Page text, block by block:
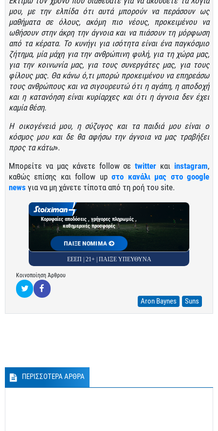
μου, με την ελπίδα ότι αυτά μπορούν να περάσουν ως
μαθήματα σε όλους, ακόμη πιο νέους, προκειμένου να
ωθήσουν στην άκρη την άγνοια και να πιάσουν τη μόρφωση
από τα κέρατα. Το κυνήγι για ισότητα είναι ένα παγκόσμιο
ζήτημα, μία μάχη για την ανθρώπινη φυλή, για τη χώρα μας,
για την κοινωνία μας, για τους συνεργάτες μας, για τους
φίλους μας. Θα κάνω ό,τι μπορώ προκειμένου να επηρεάσω
τους ανθρώπους και να σιγουρευτώ ότι η αγάπη, η αποδοχή
και η κατανόηση είναι κυρίαρχες και ότι η άγνοια δεν έχει
καμία θέση.
Η οικογένειά μου, η σύζυγος και τα παιδιά μου είναι ο
κόσμος μου και δε θα αφήσω την άγνοια να μας τραβήξει
προς τα κάτω».
Μπορείτε να μας κάνετε follow σεtwitter και instagram,
καθώς επίσης και follow upστο κανάλι μας στο google
news για να μη χάνετε τίποτα από τη ροή του site.
Κορυφαίες αποδόσεις , γρήγορες πληρωμές ,
καθημερινές προσφορές
ΠΑΙΞΕ ΝΟΜΙΜΑ
ΕΕΕΠ | 21+ | ΠΑΙΞΕ ΥΠΕΥΘΥΝΑ
Κοινοποίηση Άρθρου
Aron Baynes Suns
ΠΕΡΙΣΣΟΤΕΡΑ ΑΡΘΡΑ